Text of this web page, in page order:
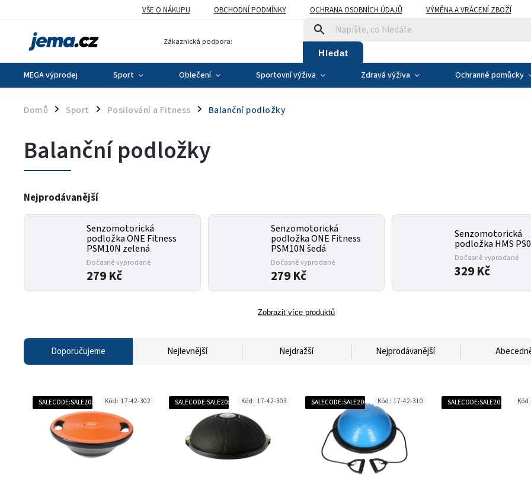
VŠE O NÁKUPU OBCHODNÍ PODMÍNKY OCHRANA OSOBNÍCH ÚDAJŮ VÝMĚNA A VRÁCENÍ ZBOŽÍ
Zákaznická podpora:
Hledat
MEGA výprodej Sport Oblečení Sportovní výživa Zdravá výživa Ochranné pomůcky
Domů / Sport / Posilování a Fitness / Balanční podložky
Balanční podložky
Nejprodávanější
Senzomotorická
podložka ONE Fitness
PSM10N zelená
Dočasně vyprodané
279 Kč
Senzomotorická
podložka ONE Fitness
PSM10N šedá
Dočasně vyprodané
279 Kč
Senzomotorická
podložka HMS
Dočasně vyprodané
329 Kč
Zobrazit více produktů
Doporučujeme Nejlevnější Nejdražší Nejprodávanější
SALECODE:SALE20:20:%Kód: 17-42-302 SALECODE:SALE20:20:%Kód: 17-42-303 SALECODE:SALE20:20:%Kód: 17-42-310 SALECODE:SALE20:20:% Kód: